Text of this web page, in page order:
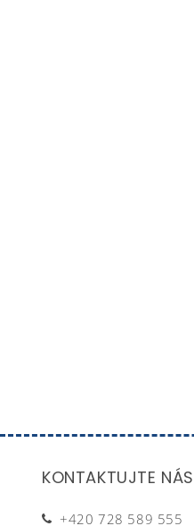
KONTAKTUJTE NÁS
+420 728 589 555